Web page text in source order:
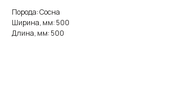
Порода: Сосна
Ширина, мм: 500
Длина, мм: 500